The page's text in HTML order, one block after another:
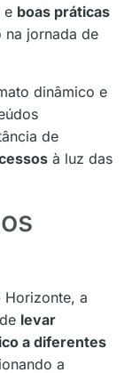
e boas práticas
na jornada de
dinâmico e
de
à luz das
Horizonte, a
levar
a diferentes
a